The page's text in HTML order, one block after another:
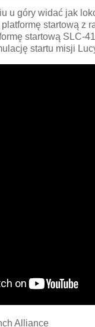
u góry widać jak
startową z
startową SLC-
startu misji
Alliance